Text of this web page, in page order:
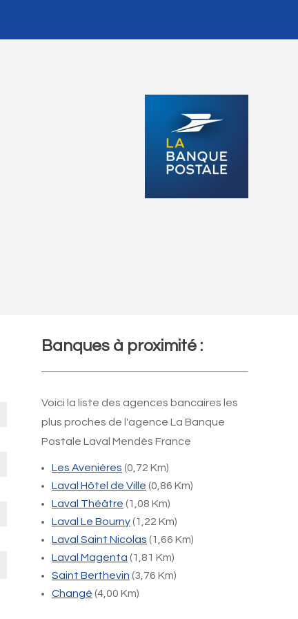
Banques à proximité :
Voici la liste des agences bancaires les
plus proches de l'agence La Banque
Postale Laval Mendès France
Les Avenières (0,72 Km)
Laval Hôtel de Ville (0,86 Km)
Laval Théâtre (1,08 Km)
Laval Le Bourny(1,22 Km)
Laval Saint Nicolas (1,66 Km)
Laval Magenta (1,81 Km)
Saint Berthevin (3,76 Km)
Changé (4,00 Km)